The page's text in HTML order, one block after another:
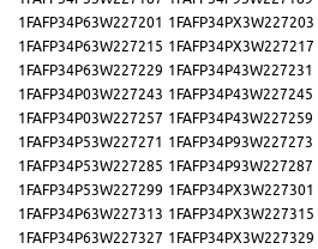
1FAFP34P63W227201 1FAFP34PX3W227203
1FAFP34P63W227215 1FAFP34PX3W227217
1FAFP34P63W227229 1FAFP34P43W227231
1FAFP34P03W227243 1FAFP34P43W227245
1FAFP34P03W227257 1FAFP34P43W227259
1FAFP34P53W227271 1FAFP34P93W227273
1FAFP34P53W227285 1FAFP34P93W227287
1FAFP34P53W227299 1FAFP34PX3W227301
1FAFP34P63W227313 1FAFP34PX3W227315
1FAFP34P63W227327 1FAFP34PX3W227329